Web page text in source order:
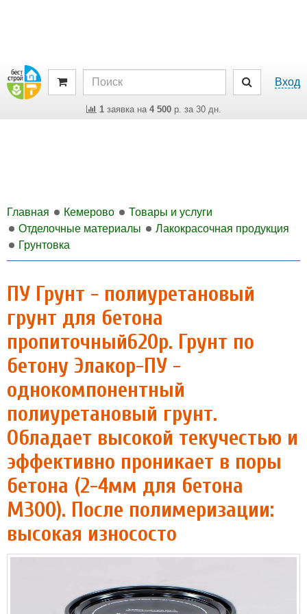
Вход
1заявка на 4 500р. за 30 дн.
Главная Кемерово
Товары и услуги
Отделочные материалы
Лакокрасочная продукция
Грунтовка
ПУ Грунт - полиуретановый
грунт для бетона
пропиточный620р. Грунт по
бетону Элакор-ПУ -
однокомпонентный
полиуретановый грунт.
Обладает высокой текучестью и
эффективно проникает в поры
бетона (2-4мм для бетона
М300). После полимеризации:
высокая износосто